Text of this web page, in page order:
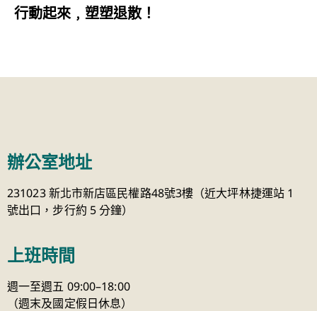
行動起來﹐塑塑退散！
辦公室地址
231023 新北市新店區民權路48號3樓（近大坪林捷運站 1
號出口，步行約 5 分鐘）
上班時間
週一至週五 09:00–18:00
（週末及國定假日休息）